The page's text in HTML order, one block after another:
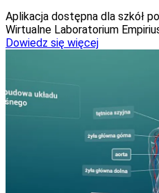
Aplikacja dostępna dla szkół
Wirtualne Laboratorium
Dowiedz się więcej